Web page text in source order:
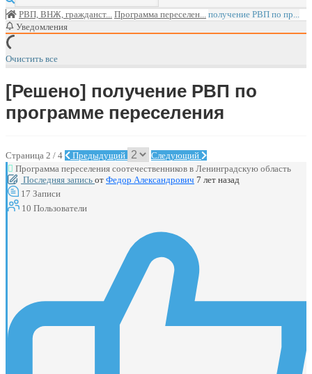
РВП, ВНЖ, гражданст... Программа переселен... получение РВП по пр...
Уведомления
Очистить все
[Решено] получение РВП по
программе переселения
Страница 2 / 4 Предыдущий
Следующий
Программа переселения соотечественников в Ленинградскую область
Последняя запись от Федор Александрович 7 лет назад
17 Записи
10 Пользователи